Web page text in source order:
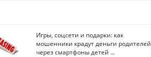
Игры, соцсети и подарки: как
мошенники крадут деньги родителей
через смартфоны детей ...